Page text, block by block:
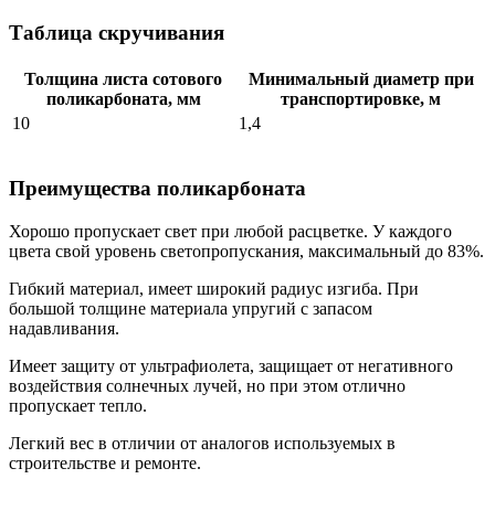
Таблица скручивания
Толщина листа сотового
поликарбоната, мм
Минимальный диаметр при
транспортировке, м
10
1,4
Преимущества поликарбоната
Хорошо пропускает свет при любой расцветке. У каждого
цвета свой уровень светопропускания, максимальный до 83%.
Гибкий материал, имеет широкий радиус изгиба. При
большой толщине материала упругий с запасом
надавливания.
Имеет защиту от ультрафиолета, защищает от негативного
воздействия солнечных лучей, но при этом отлично
пропускает тепло.
Легкий вес в отличии от аналогов используемых в
строительстве и ремонте.